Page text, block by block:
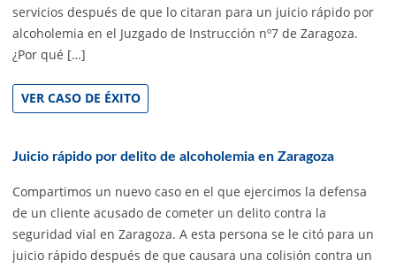
servicios después de que lo citaran para un juicio rápido por
alcoholemia en el Juzgado de Instrucción nº7 de Zaragoza.
¿Por qué […]
VER CASO DE ÉXITO
Juicio rápido por delito de alcoholemia en Zaragoza
Compartimos un nuevo caso en el que ejercimos la defensa
de un cliente acusado de cometer un delito contra la
seguridad vial en Zaragoza. A esta persona se le citó para un
juicio rápido después de que causara una colisión contra un